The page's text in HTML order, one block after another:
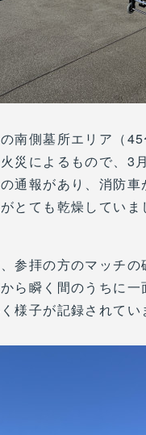
南側墓所エリア（
災によるもので、3
通報があり、消防
とても乾燥していま
参拝の方のマッチ
ら瞬く間のうちに
様子が記録されてい